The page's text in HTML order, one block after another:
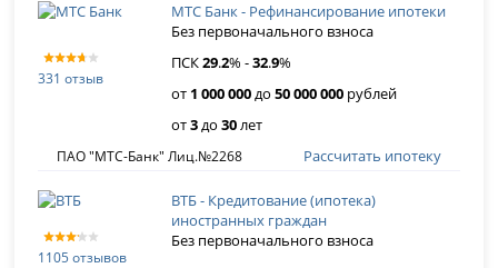
331 отзыв
МТС Банк - Рефинансирование ипотеки
Без первоначального взноса
ПСК29.2% -32.9%
от 1 000 000до50 000 000 рублей
от3до30лет
ПАО "МТС-Банк" Лиц.№2268 Рассчитать ипотеку
1105 отзывов
ВТБ - Кредитование (ипотека)
иностранных граждан
Без первоначального взноса